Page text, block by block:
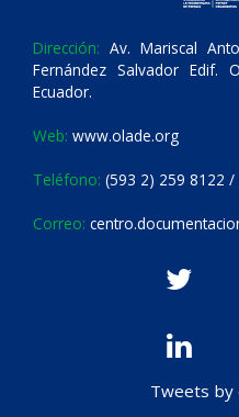
Dirección: Av. Mariscal
Fernández Salvador
Ecuador.
Web: www.olade.org
Teléfono: (593 2) 259 8122 /
Correo:
Tweets by